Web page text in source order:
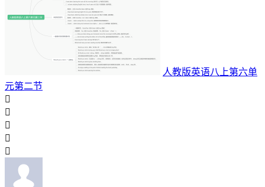
人教版英语八上第六单
元第二节




